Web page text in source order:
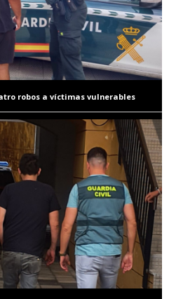
robos a víctimas vulnerables